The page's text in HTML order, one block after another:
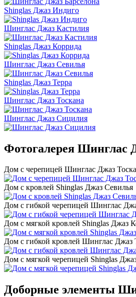
Shinglas Джаз Индиго
Шинглас Джаз Кастилия
Shinglas Джаз Коррида
Шинглас Джаз Севилья
Shinglas Джаз Терра
Шинглас Джаз Тоскана
Шинглас Джаз Сицилия
Фотогалерея Шинглас
Дом с черепицей Шинглас Джаз
Дом с кровлей Shinglas Джаз Севилья
Дом с гибкой черепицей Шинглас
Дом с мягкой кровлей Shinglas Джаз
Дом с гибкой кровлей Шинглас Джаз
Дом с мягкой черепицей Shinglas
Доборные элементы